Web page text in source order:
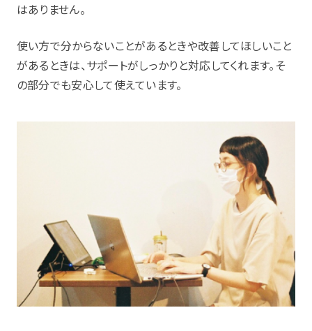
はありません。
使い方で分からないことがあるときや改善してほしいこと
があるときは、サポートがしっかりと対応してくれます。そ
の部分でも安心して使えています。